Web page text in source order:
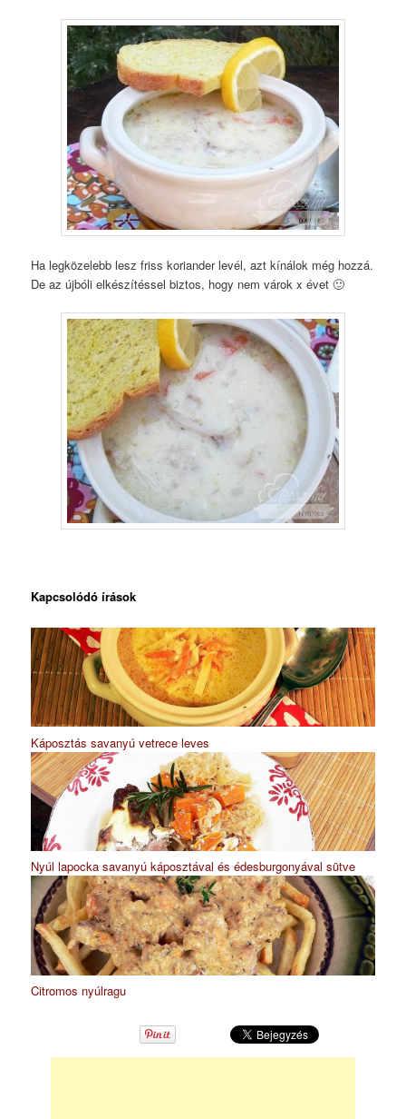
Ha legközelebb lesz friss koriander levél, azt kínálok még hozzá.
De az újbóli elkészítéssel biztos, hogy nem várok x évet 🙂
Kapcsolódó írások
Káposztás savanyú vetrece leves
Nyúl lapocka savanyú káposztával és édesburgonyával sütve
Citromos nyúlragu